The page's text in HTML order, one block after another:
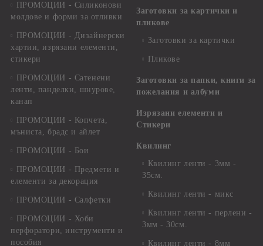
ПРОМОЦИИ - Силиконови
молдове и форми за отливки
ПРОМОЦИИ - Дизайнерски
хартии, изрязани елементи,
стикери
ПРОМОЦИИ - Сатенени
ленти, панделки, шнурове,
канап
ПРОМОЦИИ - Копчета,
мъниста, брадс и айлет
ПРОМОЦИИ - Бои
ПРОМОЦИИ - Предмети и
елементи за декорация
ПРОМОЦИИ - Салфетки
ПРОМОЦИИ - Хоби
перфоратори, инструменти и
пособия
Заготовки за картички и
пликове
Заготовки за картички
Пликове
Заготовки за папки, книги за
пожелания и албуми
Изрязани елементи и
Стикери
Квилинг
Квилинг ленти - 3мм -
35см.
Квилинг ленти - микс
Квилинг ленти - перлени -
3мм - 30см.
Квилинг ленти - 8мм